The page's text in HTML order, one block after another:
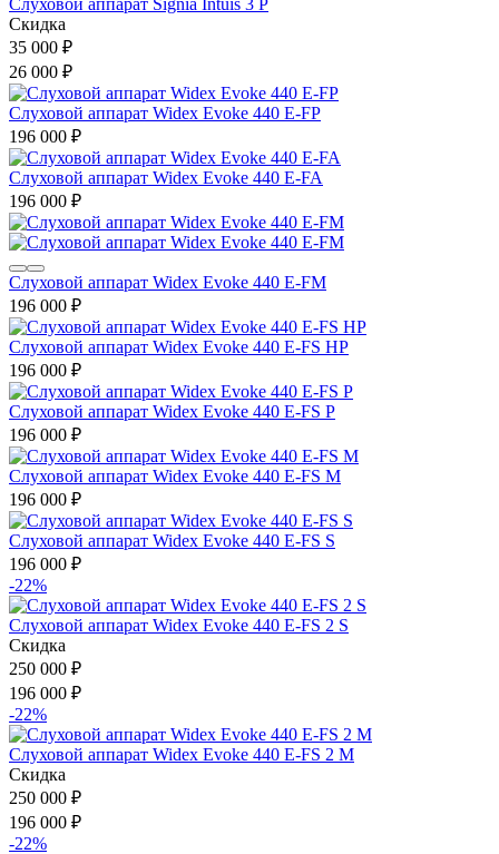
Скидка
35 000 ₽
26 000 ₽
Слуховой аппарат Widex Evoke 440 E-FP
196 000 ₽
Слуховой аппарат Widex Evoke 440 E-FA
196 000 ₽
Слуховой аппарат Widex Evoke 440 E-FM
196 000 ₽
Слуховой аппарат Widex Evoke 440 E-FS HP
196 000 ₽
Слуховой аппарат Widex Evoke 440 E-FS P
196 000 ₽
Слуховой аппарат Widex Evoke 440 E-FS M
196 000 ₽
Слуховой аппарат Widex Evoke 440 E-FS S
196 000 ₽
-22%
Слуховой аппарат Widex Evoke 440 E-FS 2 S
Скидка
250 000 ₽
196 000 ₽
-22%
Слуховой аппарат Widex Evoke 440 E-FS 2 M
Скидка
250 000 ₽
196 000 ₽
-22%